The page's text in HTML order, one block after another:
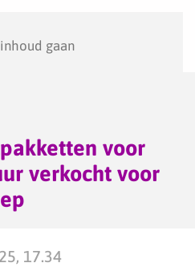
gaan
voor
verkocht voor
17.34